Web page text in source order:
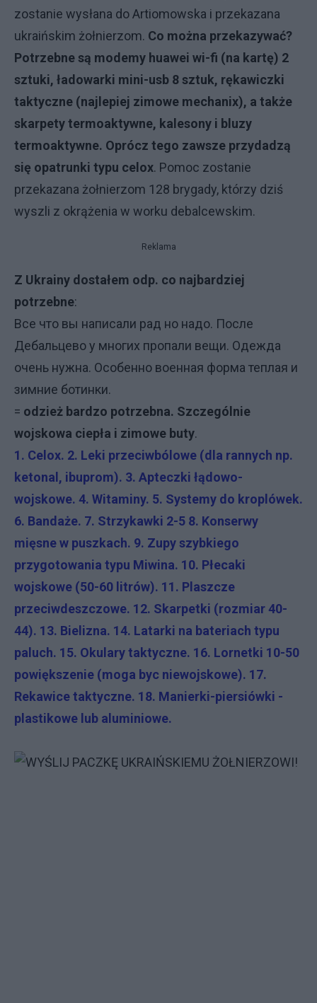
zostanie wysłana do Artiomowska i przekazana
ukraińskim żołnierzom. Co można przekazywać?
Potrzebne są modemy huawei wi-fi (na kartę) 2
sztuki, ładowarki mini-usb 8 sztuk, rękawiczki
taktyczne (najlepiej zimowe mechanix), a także
skarpety termoaktywne, kalesony i bluzy
termoaktywne. Oprócz tego zawsze przydadzą
się opatrunki typu celox. Pomoc zostanie
przekazana żołnierzom 128 brygady, którzy dziś
wyszli z okrążenia w worku debalcewskim.
Reklama
Z Ukrainy dostałem odp. co najbardziej
potrzebne:
Все что вы написали рад но надо. После
Дебальцево у многих пропали вещи. Одежда
очень нужна. Особенно военная форма теплая и
зимние ботинки.
= odzież bardzo potrzebna. Szczególnie
wojskowa ciepła i zimowe buty.
1. Celox. 2. Leki przeciwbólowe (dla rannych np.
ketonal, ibuprom). 3. Apteczki łądowo-
wojskowe. 4. Witaminy. 5. Systemy do kroplówek.
6. Bandaże. 7. Strzykawki 2-5 8. Konserwy
mięsne w puszkach. 9. Zupy szybkiego
przygotowania typu Miwina. 10. Płecaki
wojskowe (50-60 litrów). 11. Plaszcze
przeciwdeszczowe. 12. Skarpetki (rozmiar 40-
44). 13. Bielizna. 14. Latarki na bateriach typu
paluch. 15. Okulary taktyczne. 16. Lornetki 10-50
powiększenie (moga byc niewojskowe). 17.
Rekawice taktyczne. 18. Manierki-piersiówki -
plastikowe lub aluminiowe.